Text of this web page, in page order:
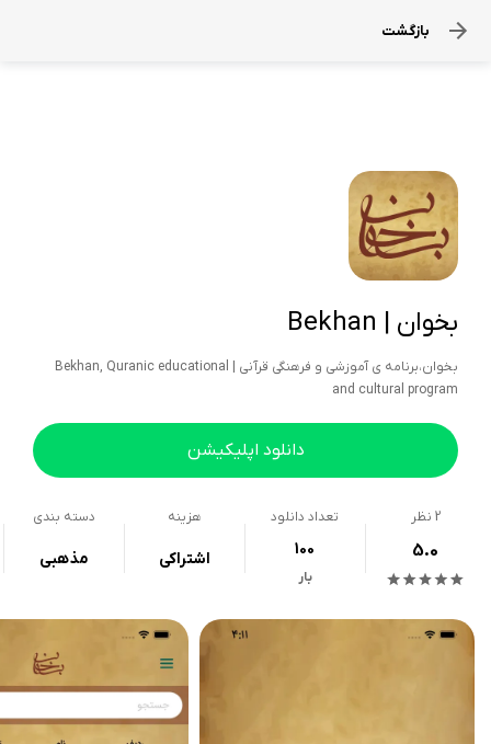
بازگشت
بخوان | Bekhan
بخوان،برنامه ی آموزشی و فرهنگی قرآنی | Bekhan, Quranic educational
and cultural program
دانلود اپلیکیشن
2 نظر
5.0
تعداد دانلود
100
بار
هزینه
اشتراکی
دسته بندی
مذهبی